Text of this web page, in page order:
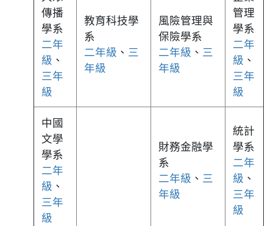
傳播
學系
二年
級 、
三年
級
教育科技學
系
二年級 、 三
年級
風險管理與
保險學系
二年級 、 三
年級
管理
學系
二年
級 、
三年
級
中國
文學
學系
二年
級 、
三年
級
財務金融學
系
二年級 、 三
年級
統計
學系
二年
級 、
三年
級